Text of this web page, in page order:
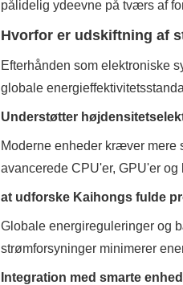
pålidelig ydeevne på tværs af
Hvorfor er udskiftning af
Efterhånden som elektroniske
globale
Understøtter
Moderne enheder kræver mere
avancerede CPU'er, GPU'er
at udforske Kaihongs fulde
Globale energireguleringer og
strømforsyninger minimerer
Integration med smarte